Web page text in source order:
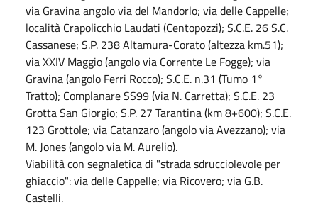
via Gravina angolo via del Mandorlo; via delle Cappelle;
località Crapolicchio Laudati (Centopozzi); S.C.E. 26 S.C.
Cassanese; S.P. 238 Altamura-Corato (altezza km.51);
via XXIV Maggio (angolo via Corrente Le Fogge); via
Gravina (angolo Ferri Rocco); S.C.E. n.31 (Tumo 1°
Tratto); Complanare SS99 (via N. Carretta); S.C.E. 23
Grotta San Giorgio; S.P. 27 Tarantina (km 8+600); S.C.E.
123 Grottole; via Catanzaro (angolo via Avezzano); via
M. Jones (angolo via M. Aurelio).
Viabilità con segnaletica di "strada sdrucciolevole per
ghiaccio": via delle Cappelle; via Ricovero; via G.B.
Castelli.